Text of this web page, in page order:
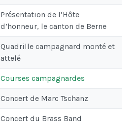
Présentation de l’Hôte
d’honneur, le canton de Berne
Quadrille campagnard monté et
attelé
Courses campagnardes
Concert de Marc Tschanz
Concert du Brass Band